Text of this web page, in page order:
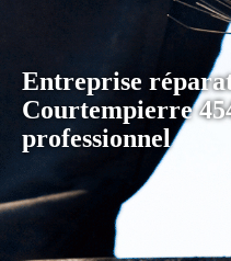
Entreprise
Courtempierre
professionnel